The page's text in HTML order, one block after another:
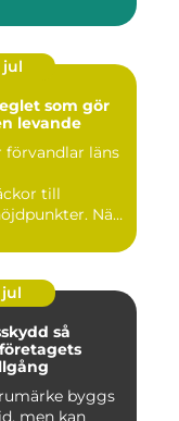
jul
levande
förvandlar läns
till
När
jul
så
byggs
men kan